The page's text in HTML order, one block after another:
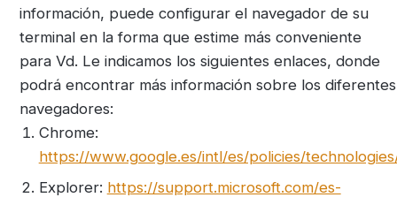
información, puede configurar el navegador de su
terminal en la forma que estime más conveniente
para Vd. Le indicamos los siguientes enlaces, donde
podrá encontrar más información sobre los diferentes
navegadores:
Chrome:
https://www.google.es/intl/es/policies/
Explorer: https://support.microsoft.com/es-